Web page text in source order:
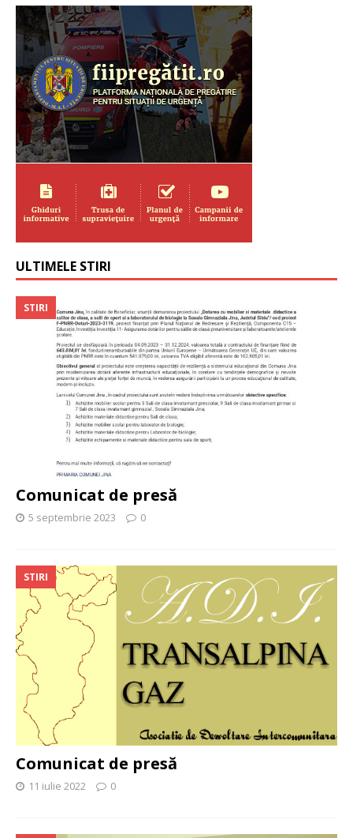
ULTIMELE STIRI
STIRI
Comunicat de presă
5 septembrie 2023 0
STIRI
Comunicat de presă
11 iulie 2022 0